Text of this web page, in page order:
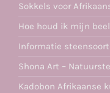
Sokkels voor
Hoe houd ik mijn
Informatie
Shona Art –
Kadobon Afrikaanse